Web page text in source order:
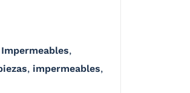
Impermeables,
, impermeables,